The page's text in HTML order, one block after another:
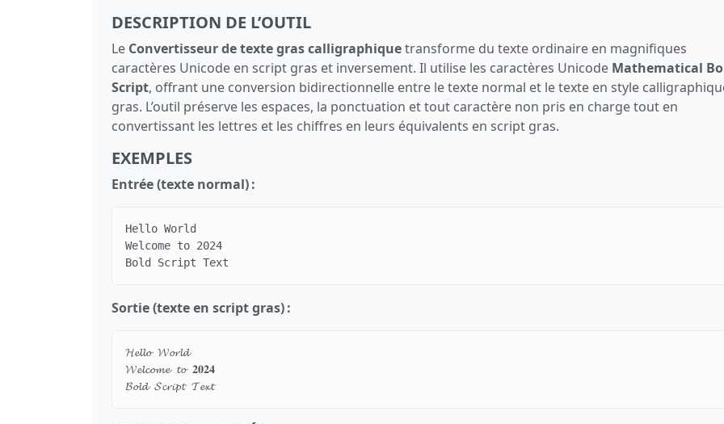
DESCRIPTION DE L’OUTIL
Le Convertisseur de texte gras calligraphiquetransforme du texte ordinaire en magnifiques
caractères Unicode en script gras et inversement. Il utilise les caractères Unicode Mathematical
Script, offrant une conversion bidirectionnelle entre le texte normal et le texte en style
gras. L’outil préserve les espaces, la ponctuation et tout caractère non pris en charge tout en
convertissant les lettres et les chiffres en leurs équivalents en script gras.
EXEMPLES
Entrée (texte normal) :
Hello World
Welcome to 2024
Bold Script Text
Sortie (texte en script gras) :
𝓗𝓮𝓵𝓵𝓸 𝓦𝓸𝓻𝓵𝓭
𝓦𝓮𝓵𝓬𝓸𝓶𝓮 𝓽𝓸 𝟐𝟎𝟐𝟒
𝓑𝓸𝓵𝓭 𝓢𝓬𝓻𝓲𝓹𝓽 𝓣𝓮𝔁𝓽